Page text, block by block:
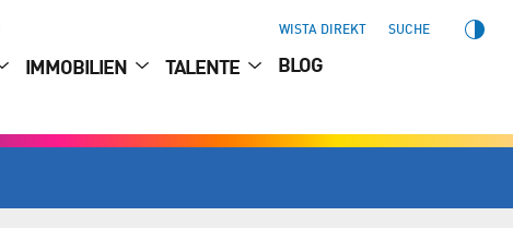
WISTA DIREKT SUCHE
IMMOBILIEN TALENTE BLOG